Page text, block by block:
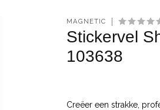
MAGNETIC
Stickervel
103638
Creëer een strakke,